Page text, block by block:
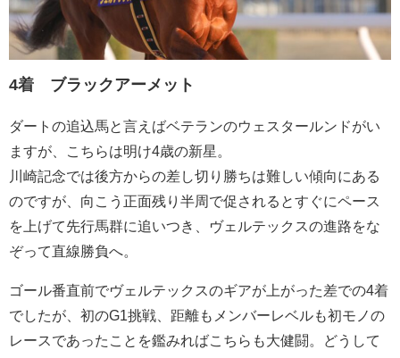
4着 ブラックアーメット
ダートの追込馬と言えばベテランのウェスタールンドがい
ますが、こちらは明け4歳の新星。
川崎記念では後方からの差し切り勝ちは難しい傾向にある
のですが、向こう正面残り半周で促されるとすぐにペース
を上げて先行馬群に追いつき、ヴェルテックスの進路をな
ぞって直線勝負へ。
ゴール番直前でヴェルテックスのギアが上がった差での4着
でしたが、初のG1挑戦、距離もメンバーレベルも初モノの
レースであったことを鑑みればこちらも大健闘。どうして